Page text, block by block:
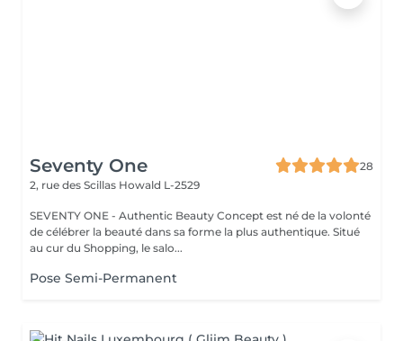
Seventy One
28
2, rue des Scillas Howald L-2529
SEVENTY ONE - Authentic Beauty Concept est né de la volonté
de célébrer la beauté dans sa forme la plus authentique. Situé
au cur du Shopping, le salo...
Pose Semi-Permanent